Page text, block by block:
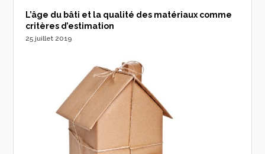
L’âge du bâti et la qualité des matériaux comme
critères d’estimation
25 juillet 2019